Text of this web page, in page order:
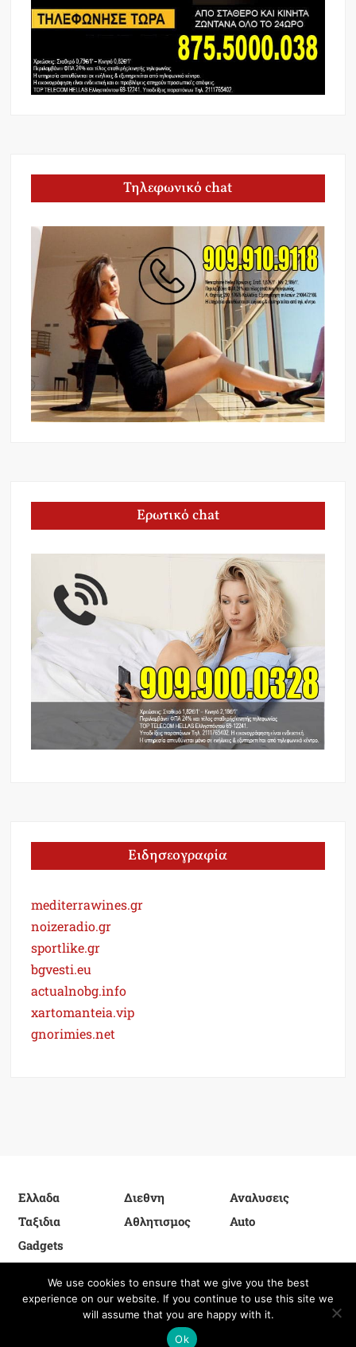
Τηλεφωνικό chat
Ερωτικό chat
Ειδησεογραφία
mediterrawines.gr
noizeradio.gr
sportlike.gr
bgvesti.eu
actualnobg.info
xartomanteia.vip
gnorimies.net
Ελλαδα Διεθνη
Αναλυσεις
Ταξιδια
Αθλητισμος
Auto
Gadgets
Proudly powered by WordPress|Theme: FreeNews|By
ThemeSpiral.com.
We use cookies to ensure that we give you the best
experience on our website. If you continue to use this site we
will assume that you are happy with it.
Ok